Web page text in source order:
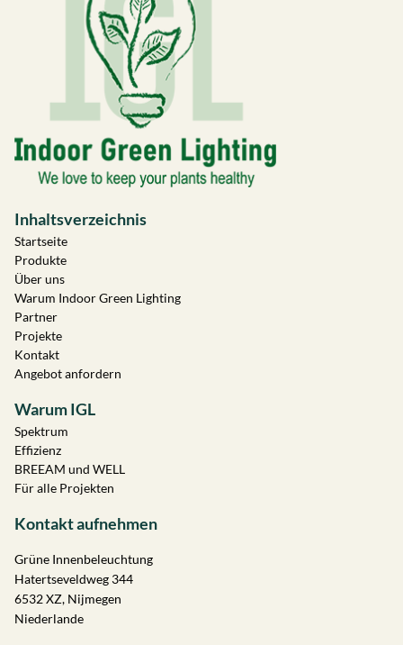
Inhaltsverzeichnis
Startseite
Produkte
Über uns
Warum Indoor Green Lighting
Partner
Projekte
Kontakt
Angebot anfordern
Warum IGL
Spektrum
Effizienz
BREEAM und WELL
Für alle Projekten
Kontakt aufnehmen
Grüne Innenbeleuchtung
Hatertseveldweg 344
6532 XZ, Nijmegen
Niederlande